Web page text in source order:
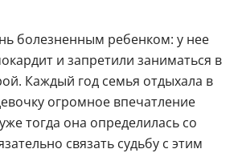
болезненным ребенком: у нее
и запретили заниматься в
Каждый год семья отдыхала в
огромное впечатление
тогда она определилась со
связать судьбу с этим